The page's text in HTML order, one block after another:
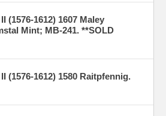
(1576-1612) 1607 Maley
Mint; MB-241. **SOLD
(1576-1612) 1580 Raitpfennig.